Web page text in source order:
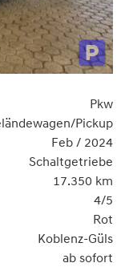
Pkw
Pickup
Feb / 2024
Schaltgetriebe
17.350 km
4/5
Rot
Koblenz-Güls
ab sofort